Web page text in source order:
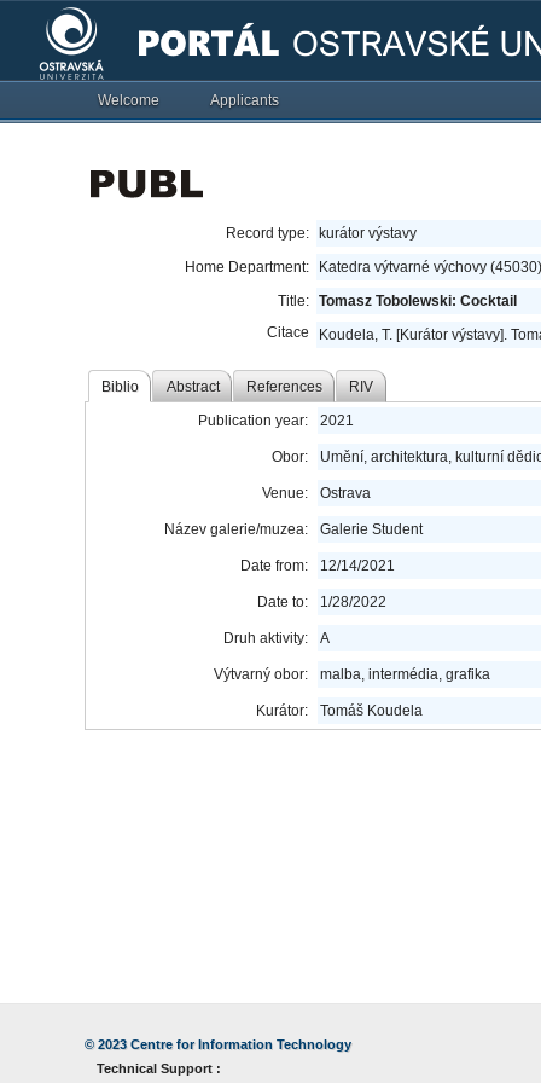
Welcome Applicants
Record type:
kurátor výstavy
Home Department:
Katedra výtvarné výchovy (45030)
Title: Tomasz Tobolewski: Cocktail
Citace
Koudela, T. [Kurátor výstavy].
Biblio Abstract References RIV
Publication year: 2021
Obor: Umění, architektura, kulturní
Venue: Ostrava
Název galerie/muzea: Galerie Student
Date from: 12/14/2021
Date to: 1/28/2022
Druh aktivity: A
Výtvarný obor: malba, intermédia, grafika
Kurátor: Tomáš Koudela
© 2023 Centre for Information Technology
Technical Support :